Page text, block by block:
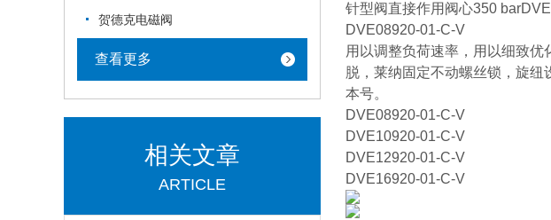
贺德克电磁阀
查看更多
相关文章
ARTICLE
针型阀直接作用阀心350
DVE08920-01-C-V
用以调整负荷速率，用以细致
脱，莱纳固定不动螺丝锁，旋
本号。
DVE08920-01-C-V
DVE10920-01-C-V
DVE12920-01-C-V
DVE16920-01-C-V